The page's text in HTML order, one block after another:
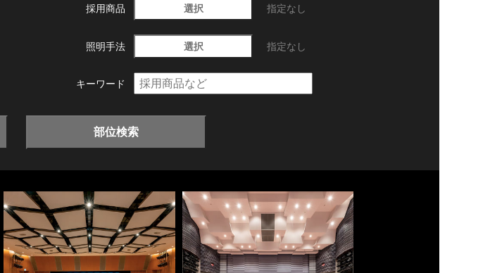
採用商品 選択 指定なし
照明手法 選択 指定なし
キーワード
部位検索